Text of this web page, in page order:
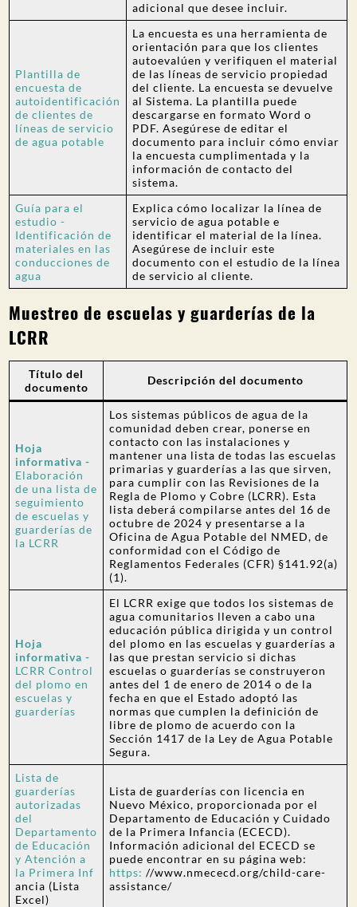
adicional que desee incluir.
Plantilla de
encuesta de
autoidentificación
de clientes de
líneas de servicio
de agua potable
La encuesta es una herramienta de
orientación para que los clientes
autoevalúen y verifiquen el material
de las líneas de servicio propiedad
del cliente. La encuesta se devuelve
al Sistema. La plantilla puede
descargarse en formato Word o
PDF. Asegúrese de editar el
documento para incluir cómo enviar
la encuesta cumplimentada y la
información de contacto del
sistema.
Guía para el
estudio -
Identificación de
materiales en las
conducciones de
agua
Explica cómo localizar la línea de
servicio de agua potable e
identificar el material de la línea.
Asegúrese de incluir este
documento con el estudio de la línea
de servicio al cliente.
Muestreo de escuelas y guarderías de la
LCRR
Título del
documento
Descripción del documento
Hoja
informativa -
Elaboración
de una lista de
seguimiento
de escuelas y
guarderías de
la LCRR
Los sistemas públicos de agua de la
comunidad deben crear, ponerse en
contacto con las instalaciones y
mantener una lista de todas las escuelas
primarias y guarderías a las que sirven,
para cumplir con las Revisiones de la
Regla de Plomo y Cobre (LCRR). Esta
lista deberá compilarse antes del 16 de
octubre de 2024 y presentarse a la
Oficina de Agua Potable del NMED, de
conformidad con el Código de
Reglamentos Federales (CFR) §141.92(a)
(1).
Hoja
informativa -
LCRR Control
del plomo en
escuelas y
guarderías
El LCRR exige que todos los sistemas de
agua comunitarios lleven a cabo una
educación pública dirigida y un control
del plomo en las escuelas y guarderías a
las que prestan servicio si dichas
escuelas o guarderías se construyeron
antes del 1 de enero de 2014 o de la
fecha en que el Estado adoptó las
normas que cumplen la definición de
libre de plomo de acuerdo con la
Sección 1417 de la Ley de Agua Potable
Segura.
Lista de
guarderías
autorizadas
del
Departamento
de Educación
y Atención a
la Primera Inf
ancia (Lista
Excel)
Lista de guarderías con licencia en
Nuevo México, proporcionada por el
Departamento de Educación y Cuidado
de la Primera Infancia (ECECD).
Información adicional del ECECD se
puede encontrar en su página web:
https://www.nmececd.org/child-care-
assistance/